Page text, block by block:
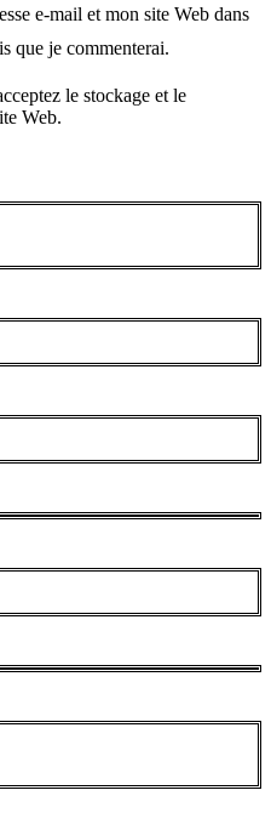
e-mail et mon site Web dans
que je commenterai.
le stockage et le
Web.